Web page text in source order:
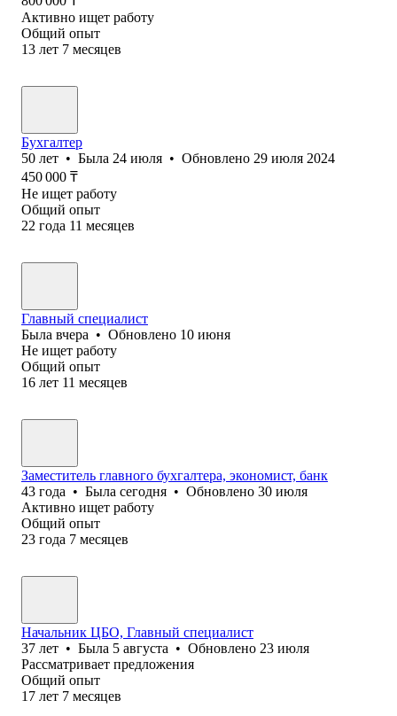
Активно ищет работу
Общий опыт
13 лет 7 месяцев
Бухгалтер
50 лет • Была 24 июля • Обновлено 29 июля 2024
450 000 ₸
Не ищет работу
Общий опыт
22 года 11 месяцев
Главный специалист
Была вчера • Обновлено 10 июня
Не ищет работу
Общий опыт
16 лет 11 месяцев
Заместитель главного бухгалтера, экономист, банк
43 года • Была сегодня • Обновлено 30 июля
Активно ищет работу
Общий опыт
23 года 7 месяцев
Начальник ЦБО, Главный специалист
37 лет • Была 5 августа • Обновлено 23 июля
Рассматривает предложения
Общий опыт
17 лет 7 месяцев